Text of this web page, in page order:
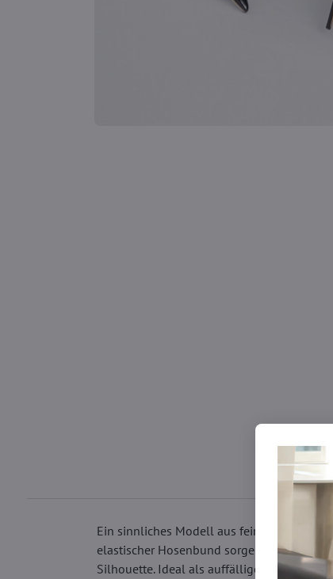
Ein sinnliches Modell aus feinem Mesh
elastischer Hosenbund sorgen für
Silhouette. Ideal als auffällige Ergänzung